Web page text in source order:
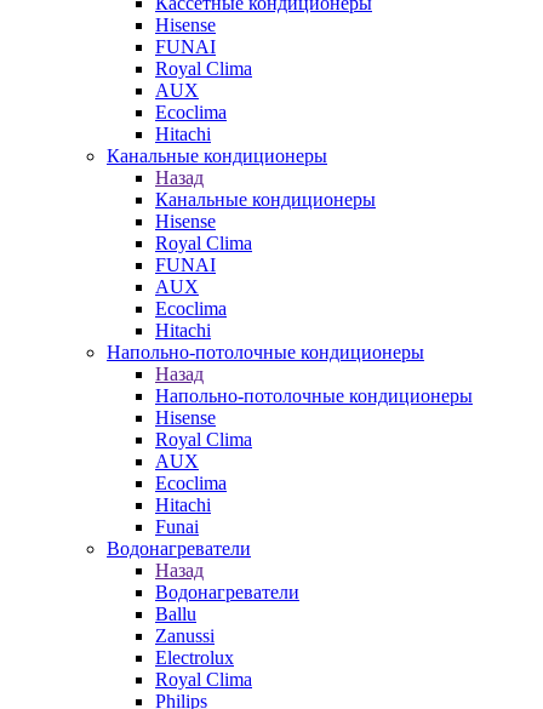
Hisense
FUNAI
Royal Clima
AUX
Ecoclima
Hitachi
Канальные кондиционеры
Назад
Канальные кондиционеры
Hisense
Royal Clima
FUNAI
AUX
Ecoclima
Hitachi
Напольно-потолочные кондиционеры
Назад
Напольно-потолочные кондиционеры
Hisense
Royal Clima
AUX
Ecoclima
Hitachi
Funai
Водонагреватели
Назад
Водонагреватели
Ballu
Zanussi
Electrolux
Royal Clima
Philips